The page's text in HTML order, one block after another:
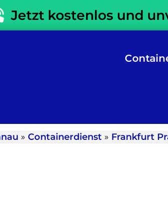
Jetzt kostenlos und
»Containerdienst » Frankfurt